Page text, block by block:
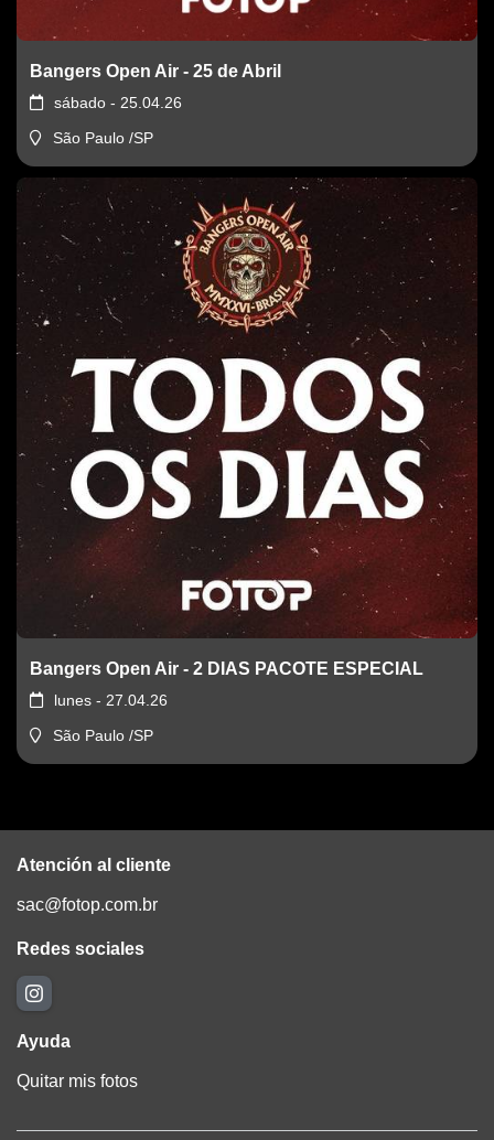
Bangers Open Air - 25 de Abril
sábado - 25.04.26
São Paulo /SP
Bangers Open Air - 2 DIAS PACOTE ESPECIAL
lunes - 27.04.26
São Paulo /SP
Atención al cliente
sac@fotop.com.br
Redes sociales
Ayuda
Quitar mis fotos